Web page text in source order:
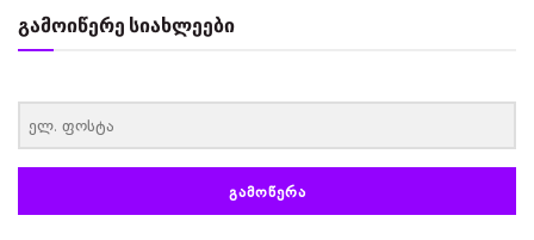
გამოიწერე სიახლეები
ᲒᲐᲛᲝᲬᲔᲠᲐ